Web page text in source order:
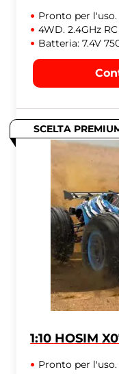
Pronto per l'uso.
4WD. 2.4GHz RC
Batteria: 7.4V
SCELTA
1:10 HOSIM
Pronto per l'uso.